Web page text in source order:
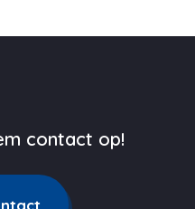
contact op!